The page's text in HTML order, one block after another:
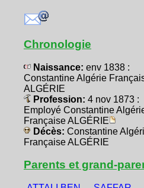
Chronologie
Naissance: env 1838 :
Constantine Algérie
ALGÉRIE
Profession: 4 nov 1873 :
Employé Constantine
Française ALGÉRIE
Décès: Constantine
Française ALGÉRIE
Parents et grand-